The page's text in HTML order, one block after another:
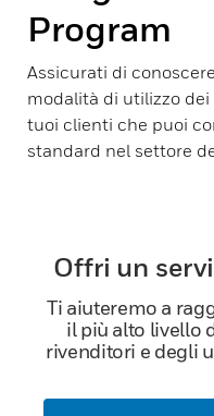
Program
Assicurati di
modalità di utilizzo
tuoi clienti che puoi
standard nel settore
Offri un
Ti aiuteremo a
il più alto livello
rivenditori e degli